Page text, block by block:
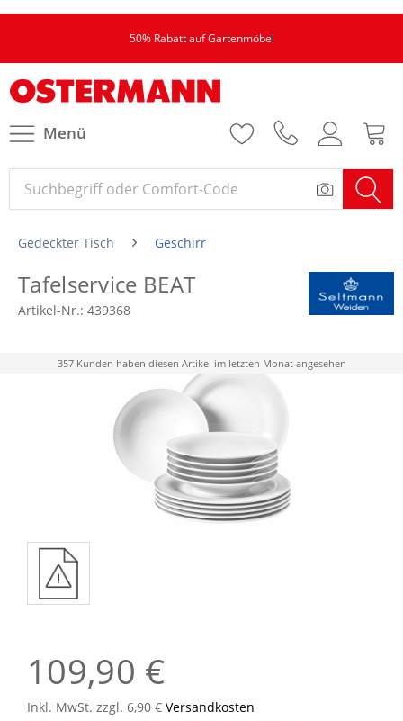
50% Rabatt auf Gartenmöbel
Menü
Gedeckter Tisch Geschirr
Tafelservice BEAT
Artikel-Nr.: 439368
357 Kunden haben diesen Artikel im letzten Monat angesehen
109,90 €
Inkl. MwSt. zzgl. 6,90 € Versandkosten